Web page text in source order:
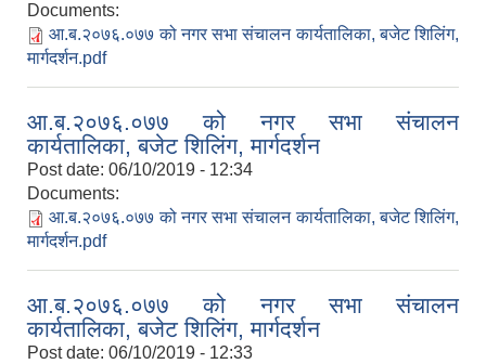
Documents:
आ.ब.२०७६.०७७ को नगर सभा संचालन कार्यतालिका, बजेट शिलिंग,
मार्गदर्शन.pdf
आ.ब.२०७६.०७७ को नगर सभा संचालन
कार्यतालिका, बजेट शिलिंग, मार्गदर्शन
Post date: 06/10/2019 - 12:34
Documents:
आ.ब.२०७६.०७७ को नगर सभा संचालन कार्यतालिका, बजेट शिलिंग,
मार्गदर्शन.pdf
आ.ब.२०७६.०७७ को नगर सभा संचालन
कार्यतालिका, बजेट शिलिंग, मार्गदर्शन
Post date: 06/10/2019 - 12:33